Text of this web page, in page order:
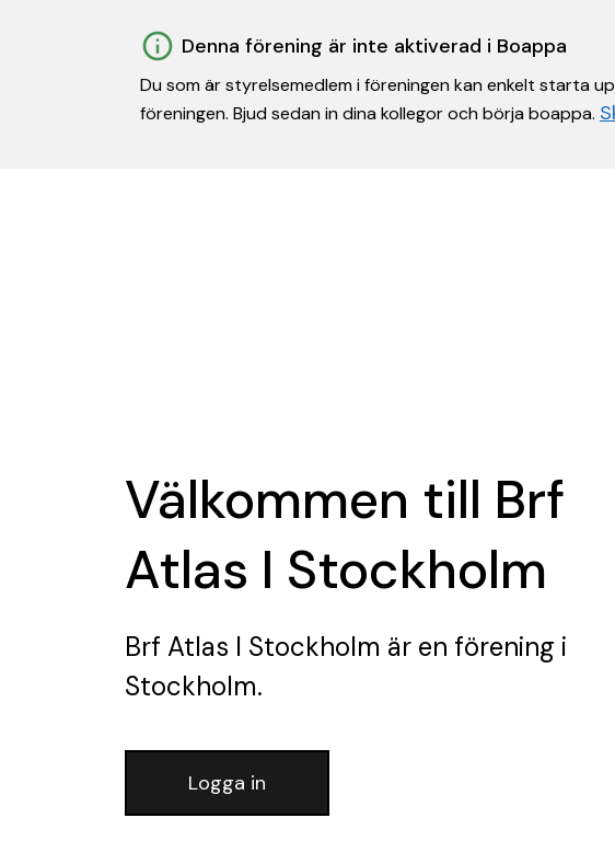
Denna förening är inte aktiverad i Boappa
Du som är styrelsemedlem i föreningen kan enkelt starta
föreningen. Bjud sedan in dina kollegor och börja boappa.
Välkommen till Brf
Atlas I Stockholm
Brf Atlas I Stockholm är en förening i
Stockholm.
Logga in